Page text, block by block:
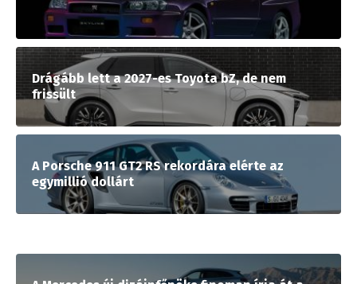
Drágább lett a 2027-es Toyota bZ, de nem
frissült
A Porsche 911 GT2 RS rekordára elérte az
egymillió dollárt